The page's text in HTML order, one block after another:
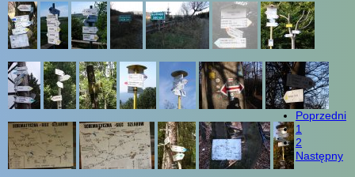
Poprzedni
1
2
Następny